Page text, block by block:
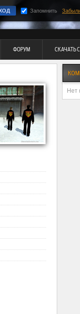
Запомнить
ФОРУМ СКАЧАТЬ
Нет